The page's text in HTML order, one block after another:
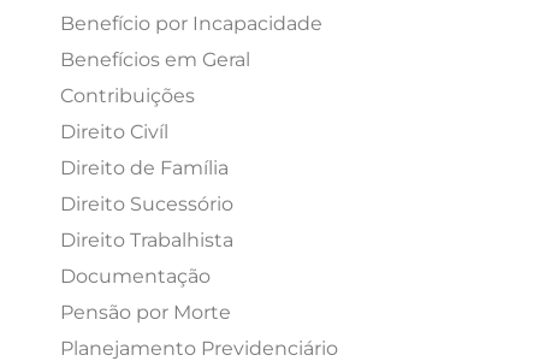
Benefício por Incapacidade
Benefícios em Geral
Contribuições
Direito Civíl
Direito de Família
Direito Sucessório
Direito Trabalhista
Documentação
Pensão por Morte
Planejamento Previdenciário